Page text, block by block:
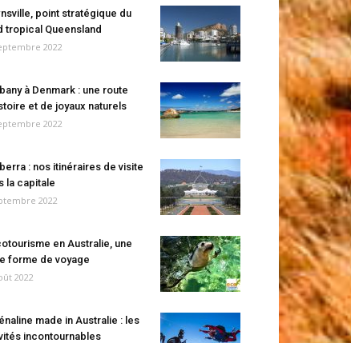
point stratégique du
tropical Queensland
2022
à Denmark : une route
et de joyaux naturels
2022
: nos itinéraires de visite
la capitale
2022
en Australie, une
forme de voyage
2022
made in Australie : les
incontournables